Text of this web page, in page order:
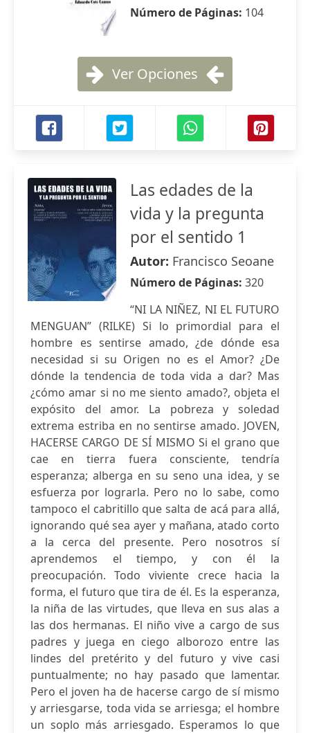
Número de Páginas: 104
Ver Opciones
Las edades de la
vida y la pregunta
por el sentido 1
Autor: Francisco Seoane
Número de Páginas: 320
“NI LA NIÑEZ, NI EL FUTURO
MENGUAN” (RILKE) Si lo primordial para el
hombre es sentirse amado, ¿de dónde esa
necesidad si su Origen no es el Amor? ¿De
dónde la tendencia de toda vida a dar? Mas
¿cómo amar si no me siento amado?, objeta el
expósito del amor. La pobreza y soledad
extrema estriba en no sentirse amado. JOVEN,
HACERSE CARGO DE SÍ MISMO Si el grano que
cae en tierra fuera consciente, tendría
esperanza; alberga en su seno una idea, y se
esfuerza por lograrla. Pero no lo sabe, como
tampoco el cabritillo que salta de acá para allá,
ignorando qué sea ayer y mañana, atado corto
a la cerca del presente. Pero nosotros sí
aprendemos el tiempo, y con él la
preocupación. Todo viviente crece hacia la
forma, el futuro que tira de él. Es la esperanza,
la niña de las virtudes, que lleva en sus alas a
las dos hermanas. El niño vive a cargo de sus
padres y juega en ciego alborozo entre las
lindes del pretérito y del futuro y vive casi
puntualmente; no hay pasado que lamentar.
Pero el joven ha de hacerse cargo de sí mismo
y arriesgarse, toda vida se arriesga; el hombre
un soplo más arriesgado. Esperamos lo que